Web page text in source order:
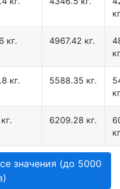
кг. 4967.42 кг.
кг. 5588.35 кг.
6209.28 кг.
значения (до 5000